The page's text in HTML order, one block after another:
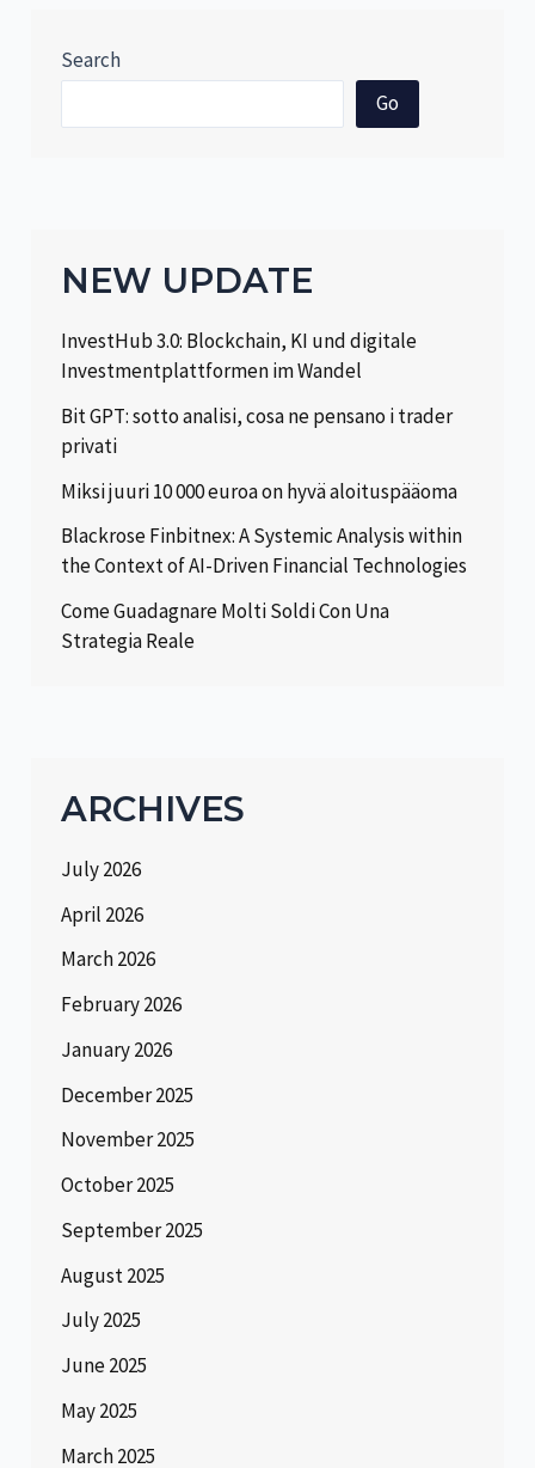
Analysis
Financial
Search
Go
NEW UPDATE
InvestHub 3.0: Blockchain, KI und digitale
Investmentplattformen im Wandel
Bit GPT: sotto analisi, cosa ne pensano i trader
privati
Miksi juuri 10 000 euroa on hyvä aloituspääoma
Blackrose Finbitnex: A Systemic Analysis within
the Context of AI-Driven Financial Technologies
Come Guadagnare Molti Soldi Con Una
Strategia Reale
ARCHIVES
July 2026
April 2026
March 2026
February 2026
January 2026
December 2025
November 2025
October 2025
September 2025
August 2025
July 2025
June 2025
May 2025
March 2025